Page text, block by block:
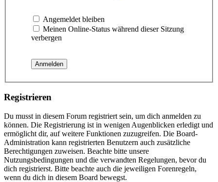
Angemeldet bleiben
Meinen Online-Status während dieser Sitzung
verbergen
Registrieren
Du musst in diesem Forum registriert sein, um dich anmelden zu
können. Die Registrierung ist in wenigen Augenblicken erledigt und
ermöglicht dir, auf weitere Funktionen zuzugreifen. Die Board-
Administration kann registrierten Benutzern auch zusätzliche
Berechtigungen zuweisen. Beachte bitte unsere
Nutzungsbedingungen und die verwandten Regelungen, bevor du
dich registrierst. Bitte beachte auch die jeweiligen Forenregeln,
wenn du dich in diesem Board bewegst.